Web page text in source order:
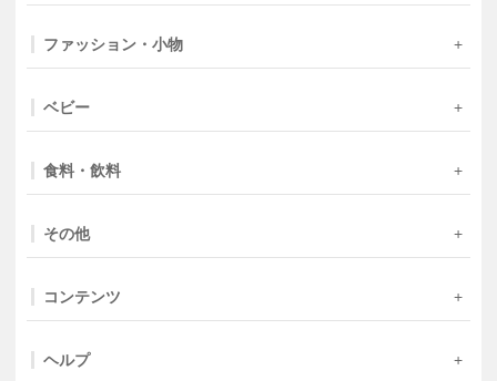
ファッション・小物
ベビー
食料・飲料
その他
コンテンツ
ヘルプ